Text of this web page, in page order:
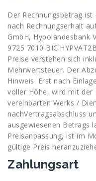
Der Rechnungsbetrag
nach Rechnungserhalt
GmbH, Hypolandesbank
9725 7010
Preise verstehen sich
Mehrwertsteuer. Der
Hinweis: Erst nach
voller Höhe, wird mit der
vereinbarten Werks /
nachVertragsabschluss
ausgewiesenen Betrags
Preisanpassung, ist im
gültige Preis
Zahlungsart